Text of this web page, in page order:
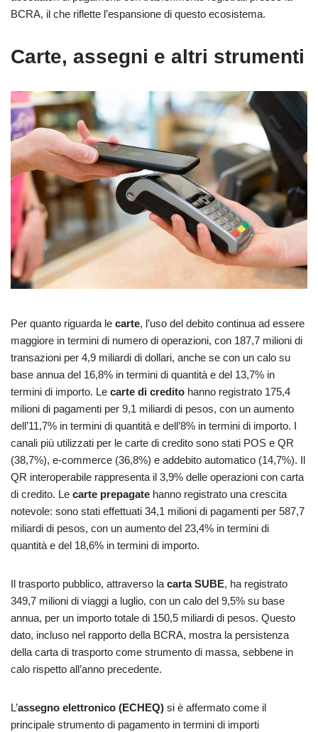
BCRA, il che riflette l’espansione di questo ecosistema.
Carte, assegni e altri strumenti
Per quanto riguarda le carte, l’uso del debito continua ad essere
maggiore in termini di numero di operazioni, con 187,7 milioni di
transazioni per 4,9 miliardi di dollari, anche se con un calo su
base annua del 16,8% in termini di quantità e del 13,7% in
termini di importo. Le carte di credito hanno registrato 175,4
milioni di pagamenti per 9,1 miliardi di pesos, con un aumento
dell’11,7% in termini di quantità e dell’8% in termini di importo. I
canali più utilizzati per le carte di credito sono stati POS e QR
(38,7%), e-commerce (36,8%) e addebito automatico (14,7%). Il
QR interoperabile rappresenta il 3,9% delle operazioni con carta
di credito. Le carte prepagate hanno registrato una crescita
notevole: sono stati effettuati 34,1 milioni di pagamenti per 587,7
miliardi di pesos, con un aumento del 23,4% in termini di
quantità e del 18,6% in termini di importo.
Il trasporto pubblico, attraverso la carta SUBE, ha registrato
349,7 milioni di viaggi a luglio, con un calo del 9,5% su base
annua, per un importo totale di 150,5 miliardi di pesos. Questo
dato, incluso nel rapporto della BCRA, mostra la persistenza
della carta di trasporto come strumento di massa, sebbene in
calo rispetto all’anno precedente.
L’assegno elettronico (ECHEQ) si è affermato come il
principale strumento di pagamento in termini di importi